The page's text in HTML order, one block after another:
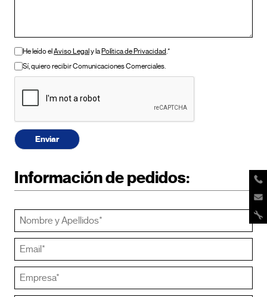
He leído elAviso Legaly laPolítica de Privacidad.*
Sí, quiero recibir Comunicaciones Comerciales.
Enviar
Información de pedidos: